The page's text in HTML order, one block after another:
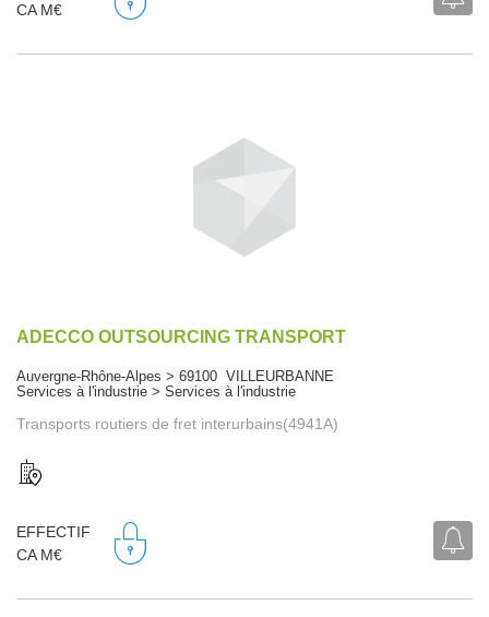
CA M€
ADECCO OUTSOURCING TRANSPORT
Auvergne-Rhône-Alpes > 69100 VILLEURBANNE
Services à l'industrie > Services à l'industrie
Transports routiers de fret interurbains(4941A)
EFFECTIF
CA M€